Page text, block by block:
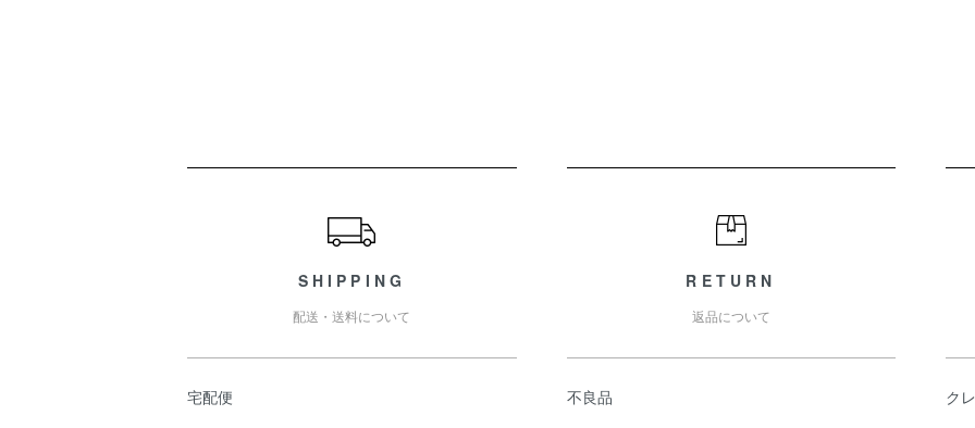
SHIPPING
配送・送料について
宅配便
RETURN
返品について
不良品
ク